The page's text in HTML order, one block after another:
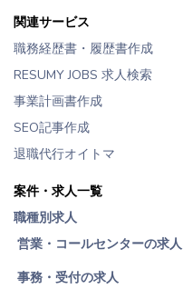
関連サービス
職務経歴書・履歴書作成
RESUMY JOBS 求人検索
事業計画書作成
SEO記事作成
退職代行オイトマ
案件・求人一覧
職種別求人
営業・コールセンターの求人
事務・受付の求人